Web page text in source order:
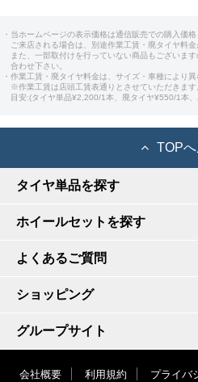
・当ホームページの表示価格は通信販売での購入価格
ご来店される場合は、別途作業工賃・廃タイヤ料金
また、一部取付けを行っていない商品もございま
合わせ下さい。
・作業工賃・廃タイヤ料金は、サイズ・車種により異
※作業工賃は店頭工賃表通りとさせていただきます
目安:(タイヤ単品¥2,200/1本、廃タイヤ¥550/1本
TOPへ
タイヤ単品を探す
ホイールセットを探す
よくあるご質問
ショッピング
グループサイト
会社概要 利用規約 プライバ